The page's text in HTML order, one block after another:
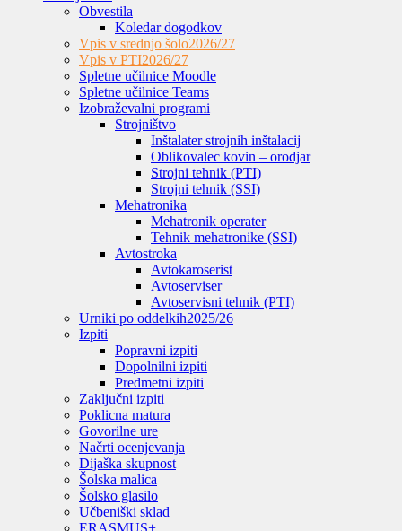
Obvestila
Koledar dogodkov
Vpis v srednjo šolo2026/27
Vpis v PTI2026/27
Spletne učilnice Moodle
Spletne učilnice Teams
Izobraževalni programi
Strojništvo
Inštalater strojnih inštalacij
Oblikovalec kovin – orodjar
Strojni tehnik (PTI)
Strojni tehnik (SSI)
Mehatronika
Mehatronik operater
Tehnik mehatronike (SSI)
Avtostroka
Avtokaroserist
Avtoserviser
Avtoservisni tehnik (PTI)
Urniki po oddelkih2025/26
Izpiti
Popravni izpiti
Dopolnilni izpiti
Predmetni izpiti
Zaključni izpiti
Poklicna matura
Govorilne ure
Načrti ocenjevanja
Dijaška skupnost
Šolska malica
Šolsko glasilo
Učbeniški sklad
ERASMUS+